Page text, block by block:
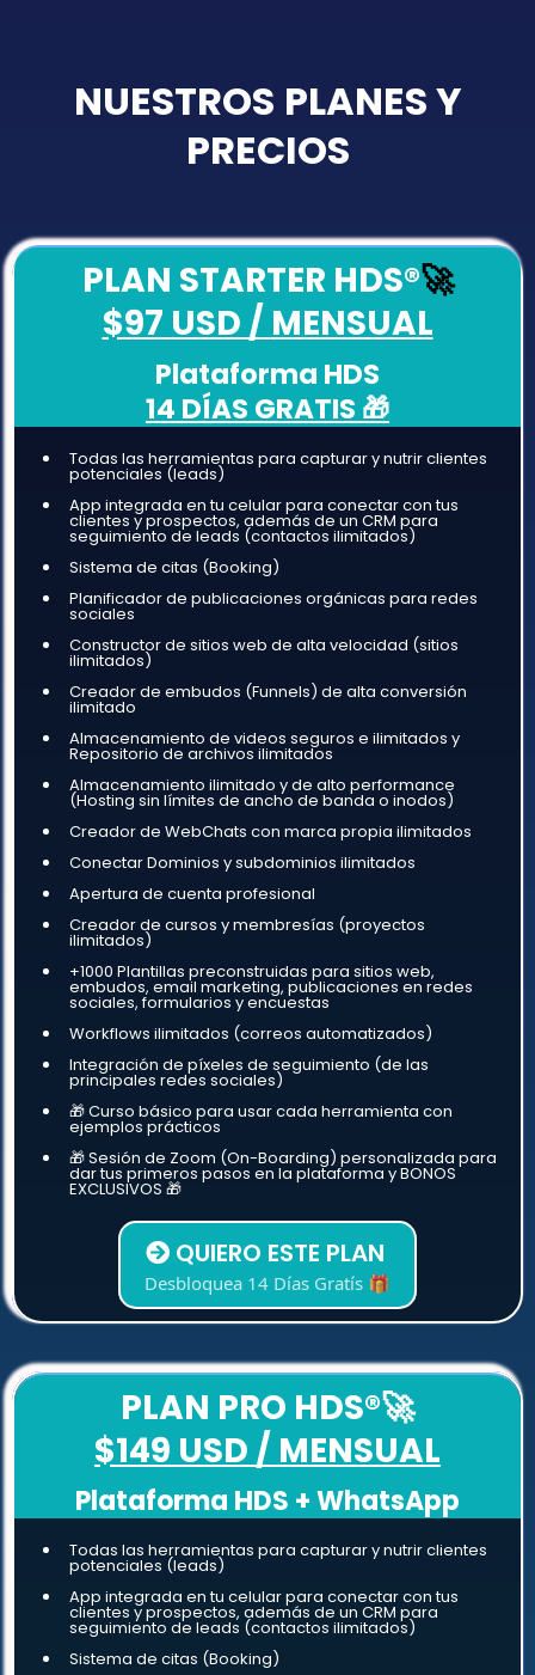
NUESTROS PLANES Y
PRECIOS
PLAN STARTER HDS®🚀
$97 USD / MENSUAL
Plataforma HDS
14 DÍAS GRATIS 🎁
Todas las herramientas para capturar y nutrir clientes
potenciales (leads)
App integrada en tu celular para conectar con tus
clientes y prospectos, además de un CRM para
seguimiento de leads (contactos ilimitados)
Sistema de citas (Booking)
Planificador de publicaciones orgánicas para redes
sociales
Constructor de sitios web de alta velocidad (sitios
ilimitados)
Creador de embudos (Funnels) de alta conversión
ilimitado
Almacenamiento de videos seguros e ilimitados y
Repositorio de archivos ilimitados
Almacenamiento ilimitado y de alto performance
(Hosting sin límites de ancho de banda o inodos)
Creador de WebChats con marca propia ilimitados
Conectar Dominios y subdominios ilimitados
Apertura de cuenta profesional
Creador de cursos y membresías (proyectos
ilimitados)
+1000 Plantillas preconstruidas para sitios web,
embudos, email marketing, publicaciones en redes
sociales, formularios y encuestas
Workflows ilimitados (correos automatizados)
Integración de píxeles de seguimiento (de las
principales redes sociales)
🎁 Curso básico para usar cada herramienta con
ejemplos prácticos
🎁 Sesión de Zoom (On-Boarding) personalizada para
dar tus primeros pasos en la plataforma y BONOS
EXCLUSIVOS 🎁
QUIERO ESTE PLAN
Desbloquea 14 Días Gratís 🎁
PLAN PRO HDS®🚀
$149 USD / MENSUAL
Plataforma HDS + WhatsApp
Todas las herramientas para capturar y nutrir clientes
potenciales (leads)
App integrada en tu celular para conectar con tus
clientes y prospectos, además de un CRM para
seguimiento de leads (contactos ilimitados)
Sistema de citas (Booking)